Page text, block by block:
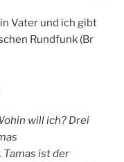
Vater und ich gibt
Rundfunk (Br
will ich? Drei
ist der